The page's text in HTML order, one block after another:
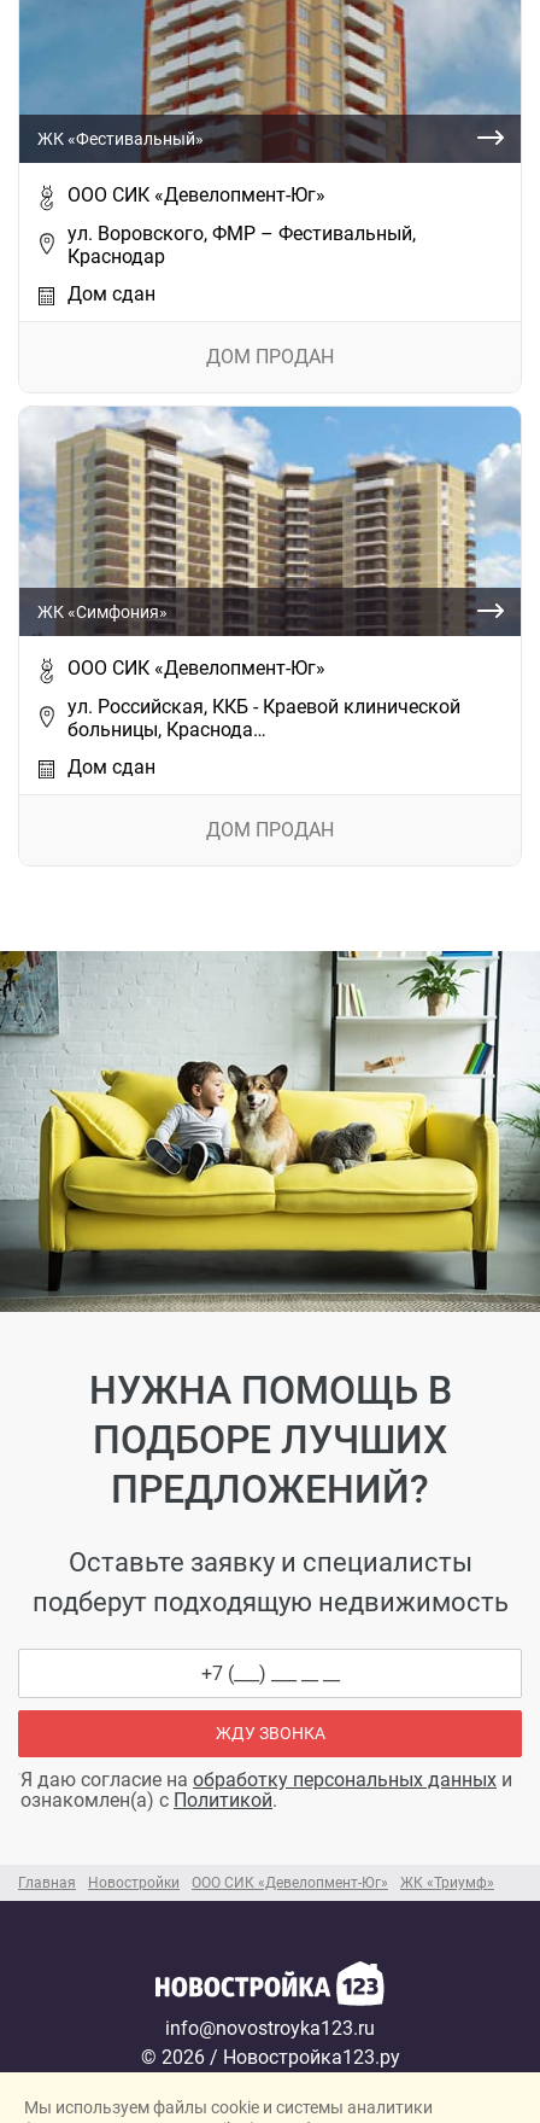
Главная Новостройки ООО СИК «Девелопмент-Юг» ЖК «Триумф»
ЖК «Фестивальный»
ООО СИК «Девелопмент-Юг»
ул. Воровского, ФМР – Фестивальный,
Краснодар
Дом сдан
ДОМ ПРОДАН
ЖК «Симфония»
ООО СИК «Девелопмент-Юг»
ул. Российская, ККБ - Краевой клинической
больницы, Краснода…
Дом сдан
ДОМ ПРОДАН
НУЖНА ПОМОЩЬ В
ПОДБОРЕ ЛУЧШИХ
ПРЕДЛОЖЕНИЙ?
Оставьте заявку и специалисты
подберут подходящую недвижимость
ЖДУ ЗВОНКА
Я даю согласие на обработку персональных данных и
ознакомлен(а) с Политикой.
info@novostroyka123.ru
© 2026 / Новостройка123.ру
Политика конфиденциальности
Мы используем файлы cookie и системы аналитики